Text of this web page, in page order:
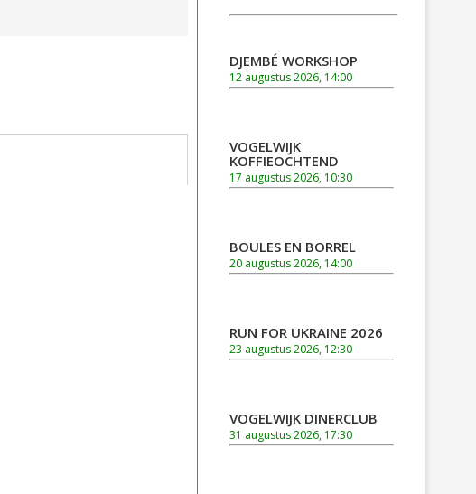
DJEMBÉ WORKSHOP
12 augustus 2026, 14:00
VOGELWIJK
KOFFIEOCHTEND
17 augustus 2026, 10:30
BOULES EN BORREL
20 augustus 2026, 14:00
RUN FOR UKRAINE 2026
23 augustus 2026, 12:30
VOGELWIJK DINERCLUB
31 augustus 2026, 17:30